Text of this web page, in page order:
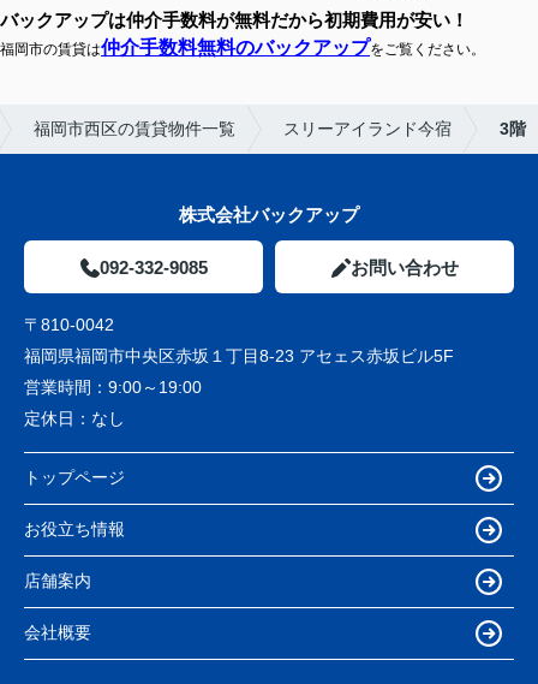
バックアップは仲介手数料が無料だから初期費用が安い！
福岡市の賃貸は仲介手数料無料のバックアップをご覧ください。
福岡市西区の賃貸物件一覧 スリーアイランド今宿 3階
株式会社バックアップ
092-332-9085 お問い合わせ
〒810-0042
福岡県福岡市中央区赤坂１丁目8-23 アセェス赤坂ビル5F
営業時間： 9:00～19:00
定休日： なし
トップページ
お役立ち情報
店舗案内
会社概要